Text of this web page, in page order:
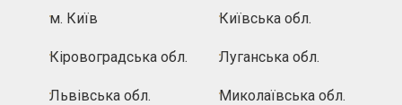
м. Київ Київська обл.
Кіровоградська обл. Луганська обл.
Львівська обл. Миколаївська обл.